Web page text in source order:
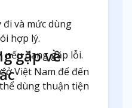
và mức dùng
hợp lý.
nếu đang gặp lỗi.
ở Việt Nam để đến
dùng thuận tiện
gặp về